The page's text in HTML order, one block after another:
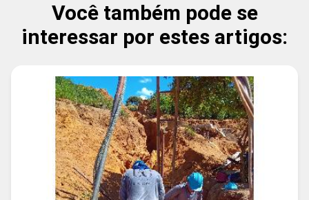
Você também pode se
interessar por estes artigos: